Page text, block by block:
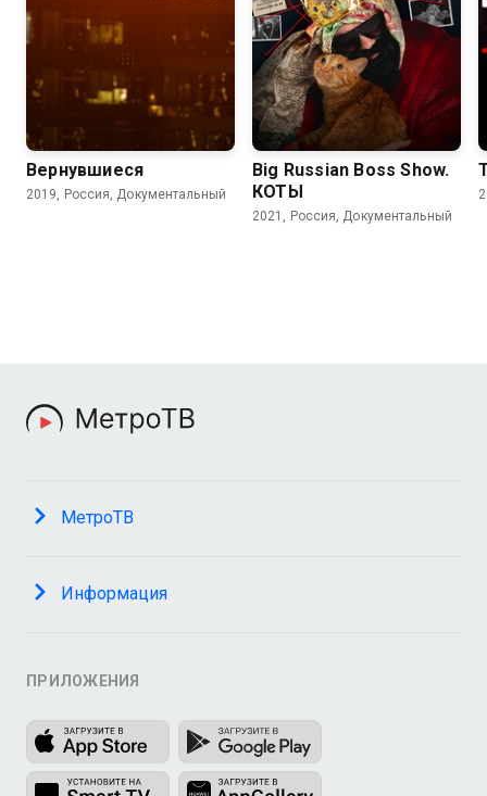
Вернувшиеся
2019, Россия, Документальный
Big Russian Boss Show.
КОТЫ
2021, Россия, Документальный
МетроТВ
Информация
ПРИЛОЖЕНИЯ